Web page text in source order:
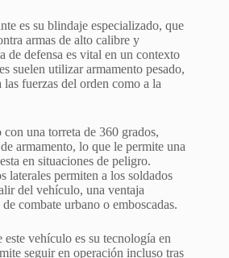
es su blindaje especializado, que
armas de alto calibre y
de defensa es vital en un contexto
suelen utilizar armamento pesado,
fuerzas del orden como a la
una torreta de 360 grados,
armamento, lo que le permite una
en situaciones de peligro.
laterales permiten a los soldados
del vehículo, una ventaja
combate urbano o emboscadas.
vehículo es su tecnología en
seguir en operación incluso tras